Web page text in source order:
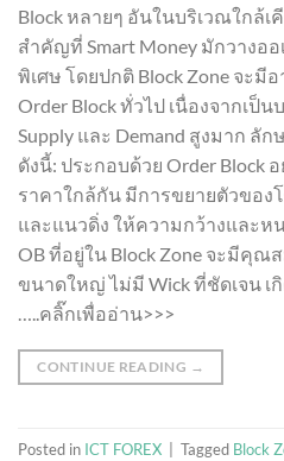
Block หลายๆ อันในบริเวณใกล้
สำคัญที่ Smart Money มักวางอ
พิเศษ โดยปกติ Block Zone จะมี
Order Block ทั่วไป เนื่องจากเ
Supply และ Demand สูงมาก ลั
ดังนี้: ประกอบด้วย Order Block
ราคาใกล้กัน มีการขยายตัวของ
และแนวดิ่ง ให้ความกว้างและห
OB ที่อยู่ใน Block Zone จะมีคุ
ขนาดใหญ่ ไม่มี Wick ที่ชัดเจน เ
…..คลิ๊กเพื่ออ่าน>>>
CONTINUE READING →
Posted in ICT FOREX Tagged Block